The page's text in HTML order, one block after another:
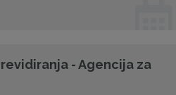
- Agencija za